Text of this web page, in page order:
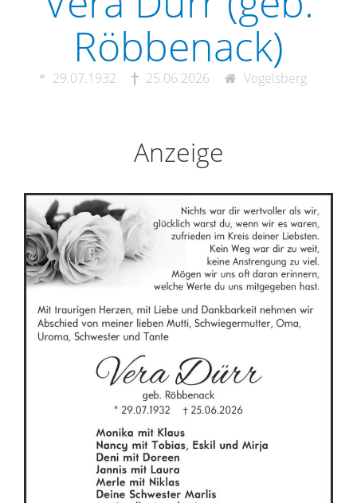
Röbbenack)
29.07.1932 25.06.2026 Vogelsberg
Anzeige